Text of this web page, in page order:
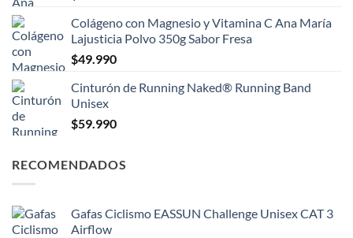
Colágeno con Magnesio y Vitamina C Ana María
Lajusticia Polvo 350g Sabor Fresa
$49.990
Cinturón de Running Naked® Running Band
Unisex
$59.990
RECOMENDADOS
Gafas Ciclismo EASSUN Challenge Unisex CAT 3
Airflow